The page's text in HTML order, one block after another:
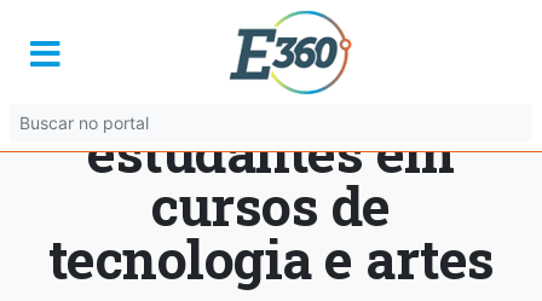
Goiás Social
certifica 225
estudantes em
cursos de
tecnologia e artes